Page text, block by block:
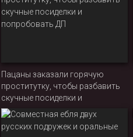
ногами
Пацаны заказали горячую
проститутку, чтобы разбавить
скучные посиделки и
попробовать ДП